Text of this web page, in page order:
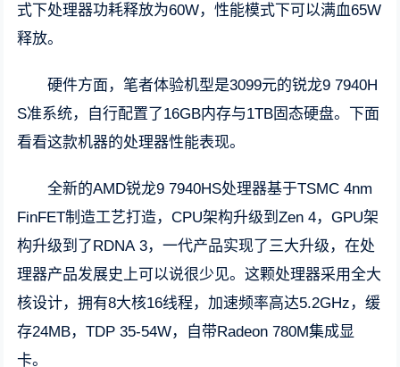
式下处理器功耗释放为60W，性能模式下可以满血65W
释放。
硬件方面，笔者体验机型是3099元的锐龙9 7940H
S准系统，自行配置了16GB内存与1TB固态硬盘。下面
看看这款机器的处理器性能表现。
全新的AMD锐龙9 7940HS处理器基于TSMC 4nm
FinFET制造工艺打造，CPU架构升级到Zen 4，GPU架
构升级到了RDNA 3，一代产品实现了三大升级，在处
理器产品发展史上可以说很少见。这颗处理器采用全大
核设计，拥有8大核16线程，加速频率高达5.2GHz，缓
存24MB，TDP 35-54W，自带Radeon 780M集成显
卡。